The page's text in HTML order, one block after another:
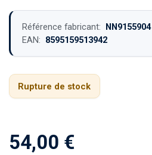
Référence fabricant: NN9155904
EAN: 8595159513942
Rupture de stock
54,00 €